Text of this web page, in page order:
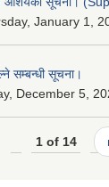
January 1,
सम्बन्धी सूचना।
December 5,
1 of 14